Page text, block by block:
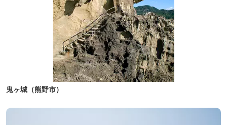
鬼ヶ城（熊野市）